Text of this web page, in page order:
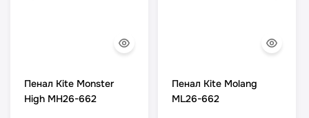
Пенал Kite Monster
High MH26-662
Пенал Kite Molang
ML26-662